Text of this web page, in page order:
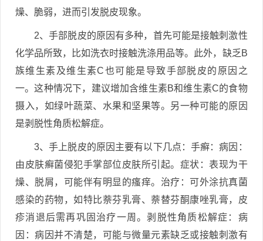
燥、脆弱，进而引发脱皮现象。
2、手部脱皮的原因有多种，首先可能是接触刺激性
化学品所致，比如洗衣时接触洗涤用品等。此外，缺乏B
族维生素及维生素C也可能是导致手部脱皮的原因之
一。这种情况下，建议增加含维生素B和维生素C的食物
摄入，如绿叶蔬菜、水果和坚果等。另一种可能的原因
是剥脱性角质松解症。
3、手上脱皮的原因主要有以下几点：手癣：病因：
由皮肤癣菌侵犯手掌部位皮肤所引起。症状：表现为干
燥、脱屑，可能伴有明显的瘙痒。治疗：可外涂抗真菌
感染的药物，如特比萘芬乳膏、萘替芬酮康唑乳膏，皮
疹消退后需再巩固治疗一周。剥脱性角质松解症：病
因：病因并不清楚，可能与微量元素缺乏或接触刺激有